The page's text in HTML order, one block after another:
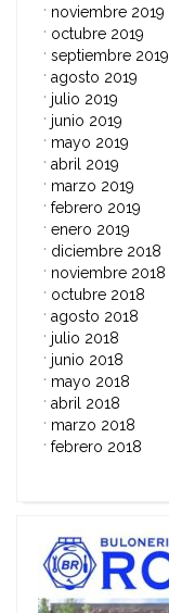
noviembre 2019
octubre 2019
septiembre 2019
agosto 2019
julio 2019
junio 2019
mayo 2019
abril 2019
marzo 2019
febrero 2019
enero 2019
diciembre 2018
noviembre 2018
octubre 2018
agosto 2018
julio 2018
junio 2018
mayo 2018
abril 2018
marzo 2018
febrero 2018